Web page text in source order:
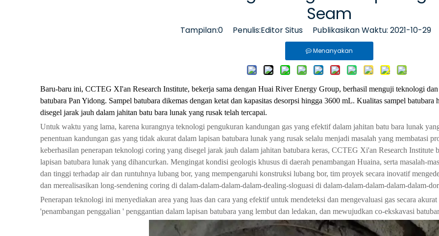
Seam
Tampilan:0 Penulis:Editor Situs Publikasikan Waktu: 2021-10-
Menanyakan
Baru-baru ini, CCTEG XI'an Research Institute, bekerja sama dengan Huai River Energy Group, berhasil menguji teknologi
batubara Pan Yidong. Sampel batubara dikemas dengan ketat dan kapasitas desorpsi hingga 3600 mL. Kualitas sampel
disegel jarak jauh dalam jahitan batu bara lunak yang rusak telah tercapai.
Untuk waktu yang lama, karena kurangnya teknologi pengukuran kandungan gas yang efektif dalam jahitan batu bara lunak
penentuan kandungan gas yang tidak akurat dalam lapisan batubara lunak yang rusak selalu menjadi masalah yang membatasi
keberhasilan penerapan teknologi coring yang disegel jarak jauh dalam jahitan batubara keras, CCTEG Xi'an Research Institute
lapisan batubara lunak yang dihancurkan. Mengingat kondisi geologis khusus di daerah penambangan Huaina, serta masalah-
dan tinggi terhadap air dan runtuhnya lubang bor, yang mempengaruhi konstruksi lubang bor, tim proyek secara inovatif
dan merealisasikan long-sendening coring di dalam-dalam-dalam-dalam-dealing-sloguasi di dalam-dalam-dalam-dalam-dalam-
Penerapan teknologi ini menyediakan area yang luas dan cara yang efektif untuk mendeteksi dan mengevaluasi gas secara
'penambangan penggalian ' penggantian dalam lapisan batubara yang lembut dan ledakan, dan mewujudkan co-ekskavasi